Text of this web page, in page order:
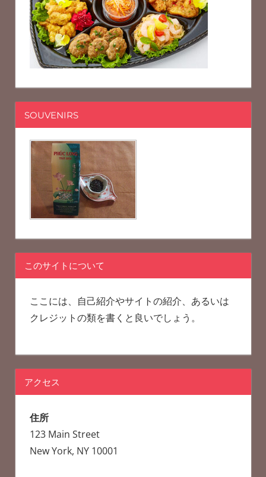
SOUVENIRS
このサイトについて
ここには、自己紹介やサイトの紹介、あるいは
クレジットの類を書くと良いでしょう。
アクセス
住所
123 Main Street
New York, NY 10001